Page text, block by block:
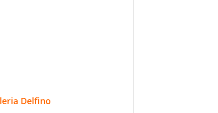
Delfino